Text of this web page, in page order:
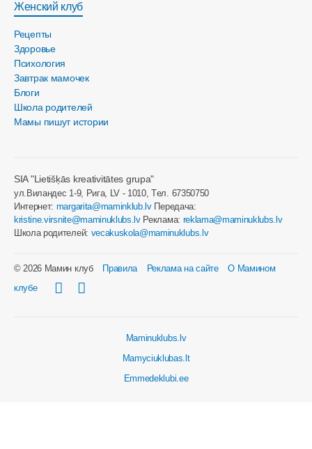
Женский клуб
Рецепты
Здоровье
Психология
Завтрак мамочек
Блоги
Школа родителей
Мамы пишут истории
SIA "Lietišķās kreativitātes grupa"
ул.Виландес 1-9, Рига, LV - 1010, Tел. 67350750
Интернет: margarita@maminklub.lvПередача:
kristine.virsnite@maminuklubs.lvРеклама: reklama@maminuklubs.lv
Школа родителей: vecakuskola@maminuklubs.lv
© 2026 Мамин клуб Правила Реклама на сайте
О Мамином
клубе
Maminuklubs.lv
Mamyciuklubas.lt
Emmedeklubi.ee